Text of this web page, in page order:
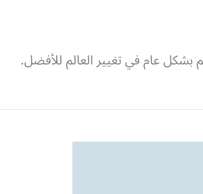
عام في تغيير العالم للأفضل.